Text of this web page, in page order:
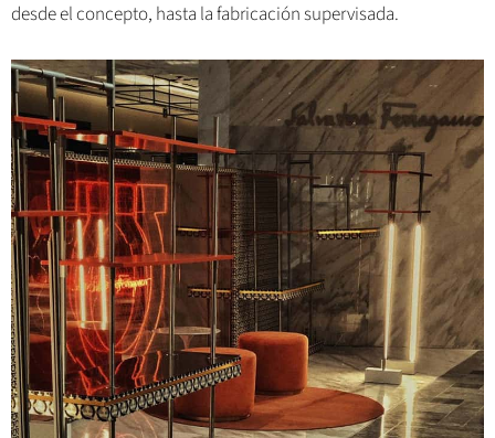
desde el concepto, hasta la fabricación supervisada.